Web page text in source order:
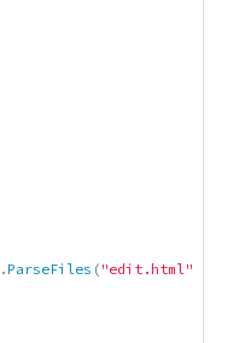
.ParseFiles ( "edit.html"